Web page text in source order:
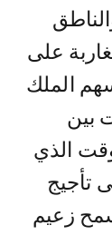
على
الملك
بين
الذي
تأجيج
زعيم